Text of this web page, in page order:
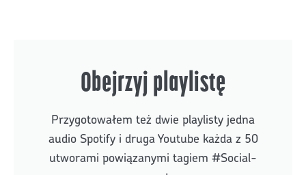
Obejrzyj playlistę
Przygotowałem też dwie playlisty jedna
audio Spotify i druga Youtube każda z 50
utworami powiązanymi tagiem #Social-